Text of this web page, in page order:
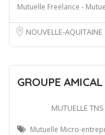
Mutuelle Freelance -
NOUVELLE-AQUITAINE
GROUPE
MUTUELLE TNS
Mutuelle Micro-